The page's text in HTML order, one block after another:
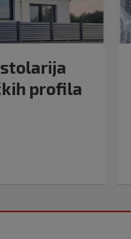
stolarija
profila